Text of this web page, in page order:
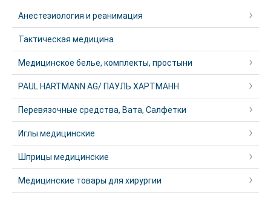
Анестезиология и реанимация
Тактическая медицина
Медицинское белье, комплекты, простыни
PAUL HARTMANN AG/ ПАУЛЬ ХАРТМАНН
Перевязочные средства, Вата, Салфетки
Иглы медицинские
Шприцы медицинские
Медицинские товары для хирургии